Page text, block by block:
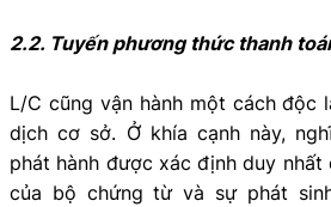
2.2. Tuyến phương thức thanh
L/C cũng vận hành một cách độc
dịch cơ sở. Ở khía cạnh này,
phát hành được xác định duy
của bộ chứng từ và sự phát